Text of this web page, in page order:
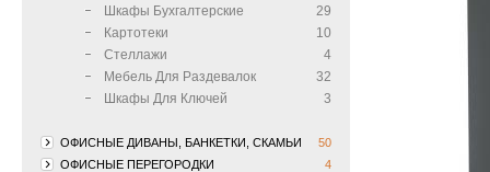
Шкафы Бухгалтерские
29
Картотеки
10
Стеллажи
4
Мебель Для Раздевалок
32
Шкафы Для Ключей
3
ОФИСНЫЕ ДИВАНЫ, БАНКЕТКИ, СКАМЬИ
50
ОФИСНЫЕ ПЕРЕГОРОДКИ
4